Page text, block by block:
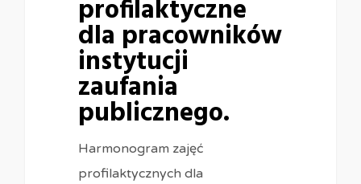
profilaktyczne
dla pracowników
instytucji
zaufania
publicznego.
Harmonogram zajęć
profilaktycznych dla